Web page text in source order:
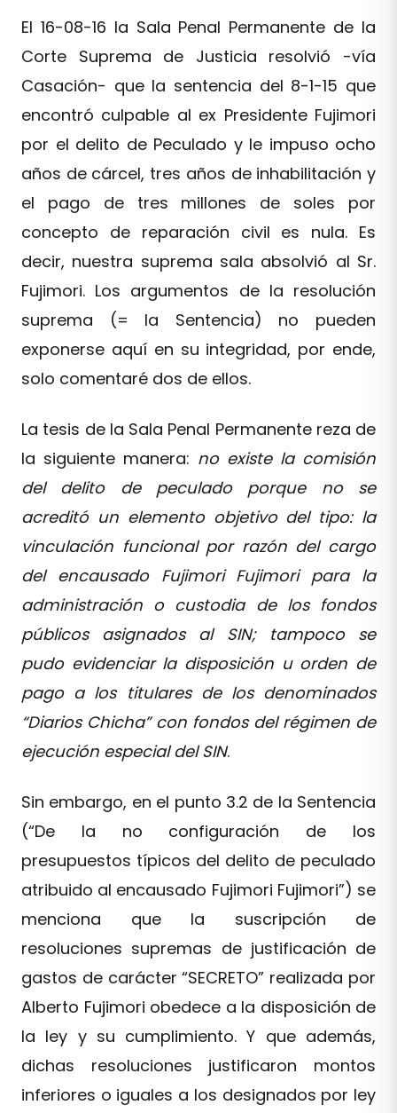
El 16-08-16 la Sala Penal Permanente de la
Corte Suprema de Justicia resolvió -vía
Casación- que la sentencia del 8-1-15 que
encontró culpable al ex Presidente Fujimori
por el delito de Peculado y le impuso ocho
años de cárcel, tres años de inhabilitación y
el pago de tres millones de soles por
concepto de reparación civil es nula. Es
decir, nuestra suprema sala absolvió al Sr.
Fujimori. Los argumentos de la resolución
suprema (= la Sentencia) no pueden
exponerse aquí en su integridad, por ende,
solo comentaré dos de ellos.
La tesis de la Sala Penal Permanente reza de
la siguiente manera: no existe la comisión
del delito de peculado porque no se
acreditó un elemento objetivo del tipo: la
vinculación funcional por razón del cargo
del encausado Fujimori Fujimori para la
administración o custodia de los fondos
públicos asignados al SIN; tampoco se
pudo evidenciar la disposición u orden de
pago a los titulares de los denominados
“Diarios Chicha” con fondos del régimen de
ejecución especial del SIN.
Sin embargo, en el punto 3.2 de la Sentencia
(“De la no configuración de los
presupuestos típicos del delito de peculado
atribuido al encausado Fujimori Fujimori”) se
menciona que la suscripción de
resoluciones supremas de justificación de
gastos de carácter “SECRETO” realizada por
Alberto Fujimori obedece a la disposición de
la ley y su cumplimiento. Y que además,
dichas resoluciones justificaron montos
inferiores o iguales a los designados por ley